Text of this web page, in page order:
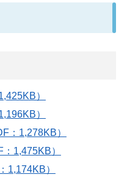
）
）
：1,278KB）
1,475KB）
1,174KB）